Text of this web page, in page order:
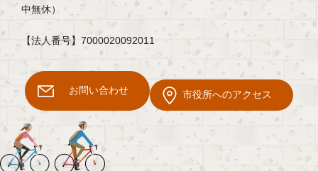
中無休）
【法人番号】7000020092011
お問い合わせ 市役所へのアクセス